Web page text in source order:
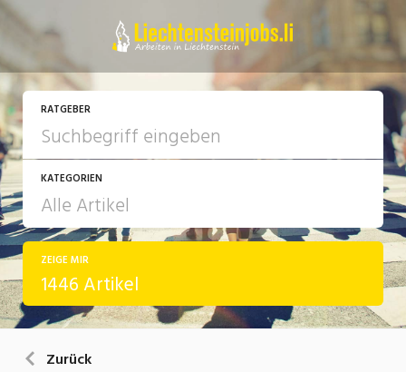
RATGEBER
KATEGORIEN
Arbeit
Ausbildung / Weiterbildung
ZEIGE MIR
1446 Artikel
Zurück